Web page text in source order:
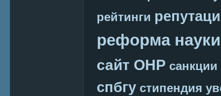
рейтинги
реформа науки
сайт ОНР санкции
спбгу стипендия